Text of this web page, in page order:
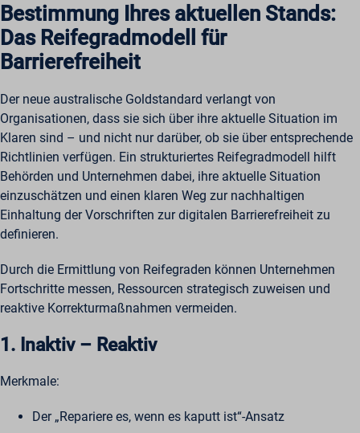
Bestimmung Ihres aktuellen Stands:
Das Reifegradmodell für
Barrierefreiheit
Der neue australische Goldstandard verlangt von
Organisationen, dass sie sich über ihre aktuelle Situation im
Klaren sind – und nicht nur darüber, ob sie über entsprechende
Richtlinien verfügen. Ein strukturiertes Reifegradmodell hilft
Behörden und Unternehmen dabei, ihre aktuelle Situation
einzuschätzen und einen klaren Weg zur nachhaltigen
Einhaltung der Vorschriften zur digitalen Barrierefreiheit zu
definieren.
Durch die Ermittlung von Reifegraden können Unternehmen
Fortschritte messen, Ressourcen strategisch zuweisen und
reaktive Korrekturmaßnahmen vermeiden.
1. Inaktiv – Reaktiv
Merkmale:
Der „Repariere es, wenn es kaputt ist“-Ansatz